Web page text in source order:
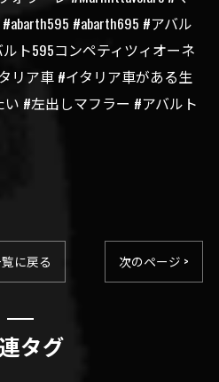
#abarth695 #アバル
ト595コンペティツィオーネ
リア車 #イタリア車がある生
#左出しマフラー #アバルト
に戻る 次のページ >
タグ